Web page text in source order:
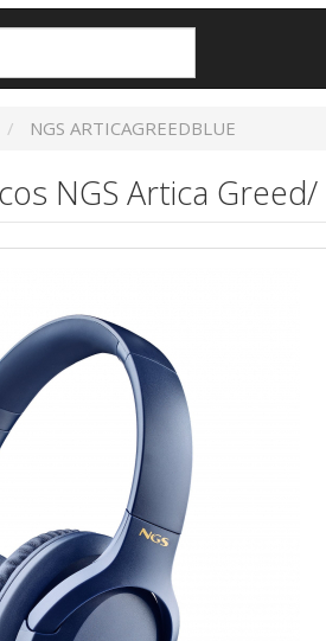
NGS ARTICAGREEDBLUE
NGS Artica